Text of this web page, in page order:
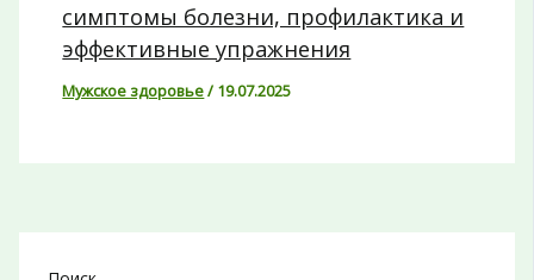
симптомы болезни, профилактика и
эффективные упражнения
Мужское здоровье/ 19.07.2025